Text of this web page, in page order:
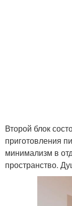
Второй блок
приготовления
минимализм в
пространство.